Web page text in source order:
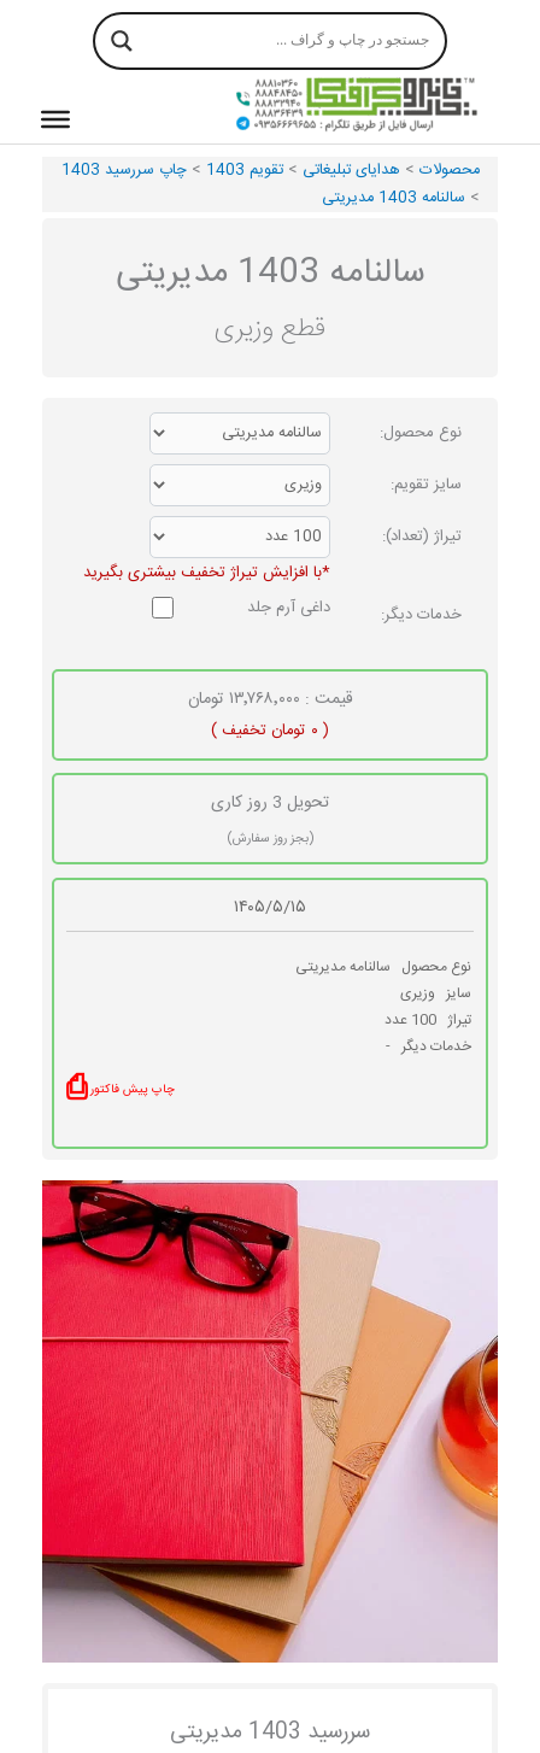
محصولات > هدایای تبلیغاتی >تقویم 1403 > چاپ سررسید 1403
> سالنامه 1403 مدیریتی
سالنامه 1403 مدیریتی
قطع وزیری
نوع محصول:
سایز تقویم:
تیراژ (تعداد):
*با افزایش تیراژ تخفیف بیشتری بگیرید
خدمات دیگر:
داغی آرم جلد
قیمت : ۱۳٬۷۶۸٬۰۰۰ تومان
( ۰ تومان تخفیف )
تحویل 3 روز کاری
(بجز روز سفارش)
۱۴۰۵/۵/۱۵
نوع محصول سالنامه مدیریتی
سایز وزیری
تیراژ 100 عدد
خدمات دیگر -
چاپ پیش فاکتور⎙
سررسید 1403 مدیریتی